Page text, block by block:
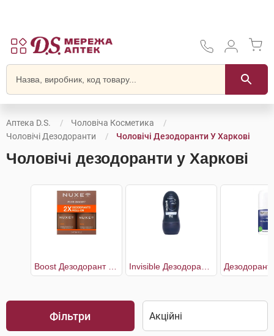
Аптека D.S.
Чоловіча Косметика
Чоловічі Дезодоранти
Чоловічі Дезодоранти У Харкові
Чоловічі дезодоранти у Харкові
Фільтри